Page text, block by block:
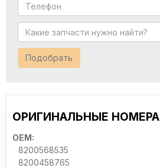
Подобрать
ОРИГИНАЛЬНЫЕ НОМЕРА
OEM:
8200568535
8200458765